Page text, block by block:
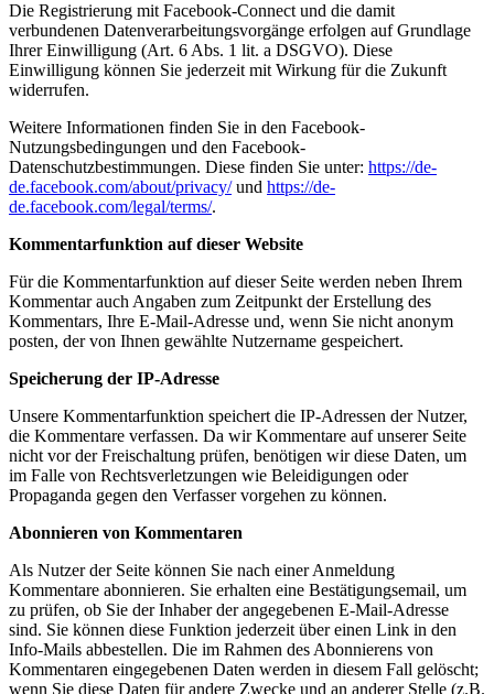
Die Registrierung mit Facebook-Connect und die damit
verbundenen Datenverarbeitungsvorgänge erfolgen auf Grundlage
Ihrer Einwilligung (Art. 6 Abs. 1 lit. a DSGVO). Diese
Einwilligung können Sie jederzeit mit Wirkung für die Zukunft
widerrufen.
Weitere Informationen finden Sie in den Facebook-
Nutzungsbedingungen und den Facebook-
Datenschutzbestimmungen. Diese finden Sie unter: https://de-
de.facebook.com/about/privacy/und https://de-
de.facebook.com/legal/terms/.
Kommentarfunktion auf dieser Website
Für die Kommentarfunktion auf dieser Seite werden neben Ihrem
Kommentar auch Angaben zum Zeitpunkt der Erstellung des
Kommentars, Ihre E-Mail-Adresse und, wenn Sie nicht anonym
posten, der von Ihnen gewählte Nutzername gespeichert.
Speicherung der IP-Adresse
Unsere Kommentarfunktion speichert die IP-Adressen der Nutzer,
die Kommentare verfassen. Da wir Kommentare auf unserer Seite
nicht vor der Freischaltung prüfen, benötigen wir diese Daten, um
im Falle von Rechtsverletzungen wie Beleidigungen oder
Propaganda gegen den Verfasser vorgehen zu können.
Abonnieren von Kommentaren
Als Nutzer der Seite können Sie nach einer Anmeldung
Kommentare abonnieren. Sie erhalten eine Bestätigungsemail, um
zu prüfen, ob Sie der Inhaber der angegebenen E-Mail-Adresse
sind. Sie können diese Funktion jederzeit über einen Link in den
Info-Mails abbestellen. Die im Rahmen des Abonnierens von
Kommentaren eingegebenen Daten werden in diesem Fall gelöscht;
wenn Sie diese Daten für andere Zwecke und an anderer Stelle (z.B.